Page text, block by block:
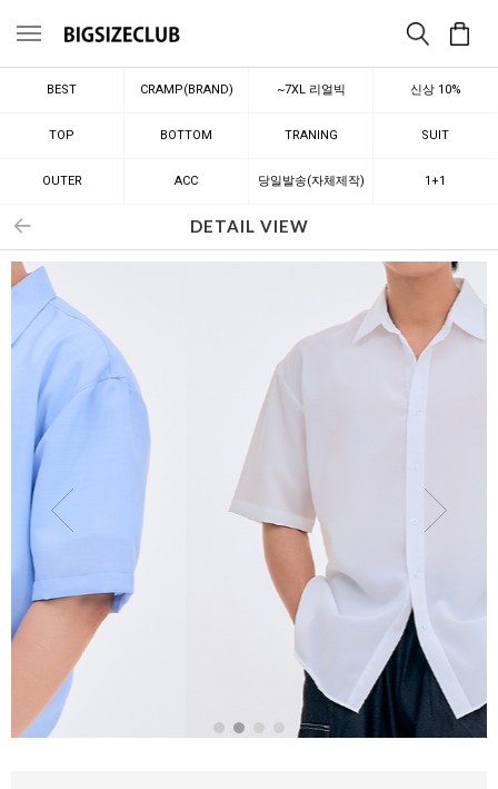
메뉴
BEST CRAMP(BRAND) ~7XL 리얼빅 신상 10%
TOP BOTTOM TRANING SUIT
OUTER ACC 당일발송(자체제작) 1+1
DETAIL VIEW